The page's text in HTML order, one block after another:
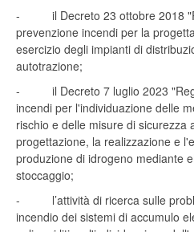
- il Decreto 23 ottobre 2018
prevenzione incendi per la
esercizio degli impianti di
autotrazione;
- il Decreto 7 luglio 2023
incendi per l'individuazione delle
rischio e delle misure di
progettazione, la realizzazione e
produzione di idrogeno mediante
stoccaggio;
- l’attività di ricerca sulle
incendio dei sistemi di accumulo